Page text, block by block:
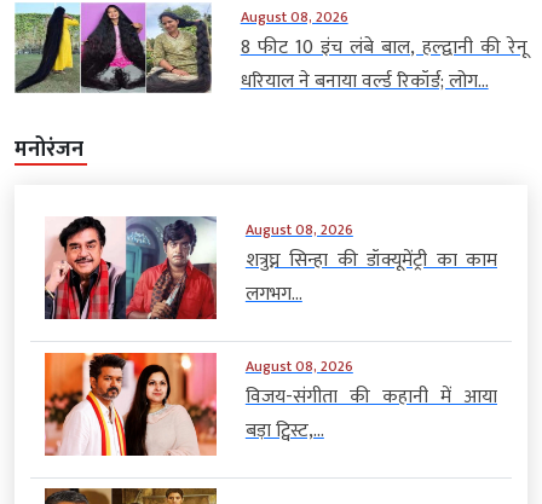
August 08, 2026
8 फीट 10 इंच लंबे बाल, हल्द्वानी की रेनू
धरियाल ने बनाया वर्ल्ड रिकॉर्ड; लोग...
मनोरंजन
August 08, 2026
शत्रुघ्न सिन्हा की डॉक्यूमेंट्री का काम
लगभग...
August 08, 2026
विजय-संगीता की कहानी में आया
बड़ा ट्विस्ट,...